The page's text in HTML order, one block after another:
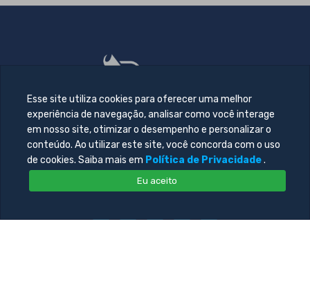
Esse site utiliza cookies para oferecer uma melhor
experiência de navegação, analisar como você interage
em nosso site, otimizar o desempenho e personalizar o
conteúdo. Ao utilizar este site, você concorda com o uso
de cookies. Saiba mais em Política de Privacidade .
Eu aceito